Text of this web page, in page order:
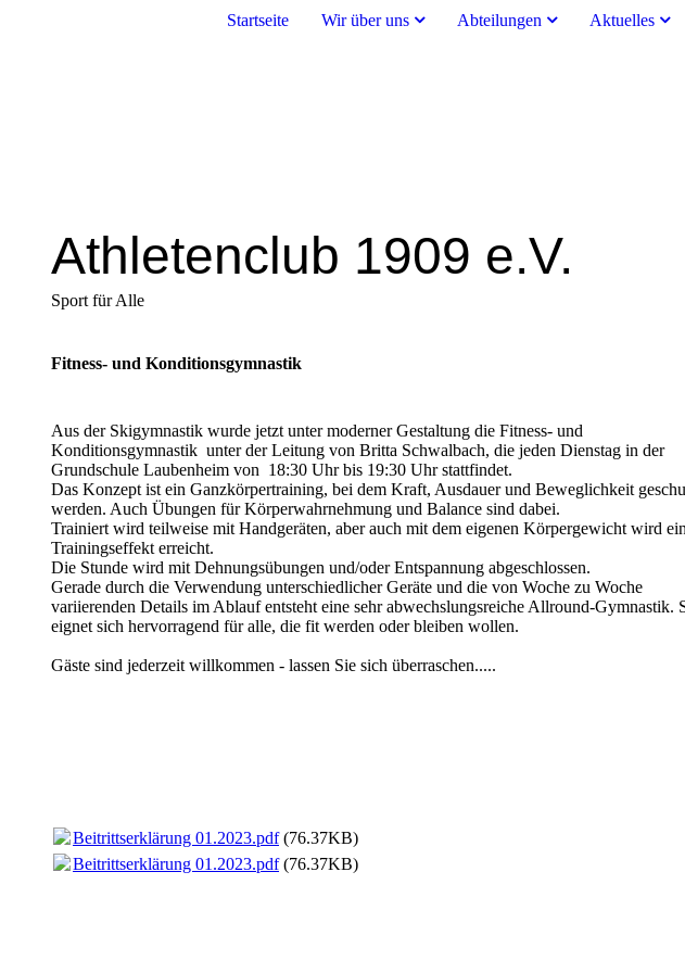
Startseite Wir über uns Abteilungen Aktuelles
Athletenclub 1909 e.V.
Sport für Alle
Fitness- und Konditionsgymnastik
Aus der Skigymnastik wurde jetzt unter moderner Gestaltung die Fitness- und
Konditionsgymnastik unter der Leitung von Britta Schwalbach, die jeden Dienstag in der
Grundschule Laubenheim von 18:30 Uhr bis 19:30 Uhr stattfindet.
Das Konzept ist ein Ganzkörpertraining, bei dem Kraft, Ausdauer und Beweglichkeit
werden. Auch Übungen für Körperwahrnehmung und Balance sind dabei.
Trainiert wird teilweise mit Handgeräten, aber auch mit dem eigenen Körpergewicht wird ein
Trainingseffekt erreicht.
Die Stunde wird mit Dehnungsübungen und/oder Entspannung abgeschlossen.
Gerade durch die Verwendung unterschiedlicher Geräte und die von Woche zu Woche
variierenden Details im Ablauf entsteht eine sehr abwechslungsreiche Allround-Gymnastik.
eignet sich hervorragend für alle, die fit werden oder bleiben wollen.
Gäste sind jederzeit willkommen - lassen Sie sich überraschen.....
Beitrittserklärung 01.2023.pdf(76.37KB)
Beitrittserklärung 01.2023.pdf(76.37KB)